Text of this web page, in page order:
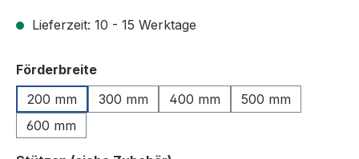
Lieferzeit: 10 - 15 Werktage
Förderbreiteauswählen
200 mm
300 mm 400 mm
500 mm
600 mm